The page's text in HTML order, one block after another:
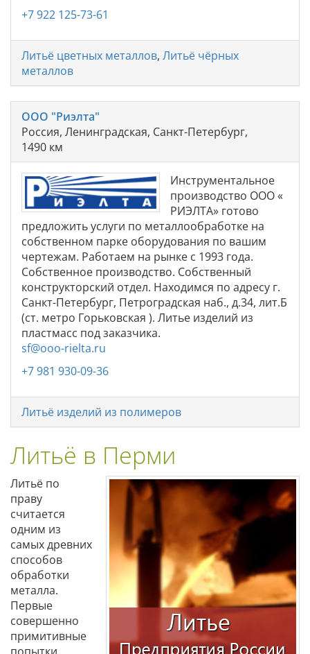
+7 922 125-73-61
Литьё цветных металлов, Литьё чёрных
металлов
ООО "Риэлта"
Россия, Ленинградская, Санкт-Петербург,
1490 км
Инструментальное
производство ООО «
РИЭЛТА» готово
предложить услуги по металлообработке на
собственном парке оборудования по вашим
чертежам. Работаем на рынке с 1993 года.
Собственное производство. Собственный
конструкторский отдел. Находимся по адресу г.
Санкт-Петербург, Петроградская наб., д.34, лит.Б
(ст. метро Горьковская ). Литье изделий из
пластмасс под заказчика.
sf@ooo-rielta.ru
+7 981 930-09-36
Литьё изделий из полимеров
Литьё в Перми
Литьё по
праву
считается
одним из
самых древних
способов
обработки
металла.
Первые
совершенно
примитивные
попытки